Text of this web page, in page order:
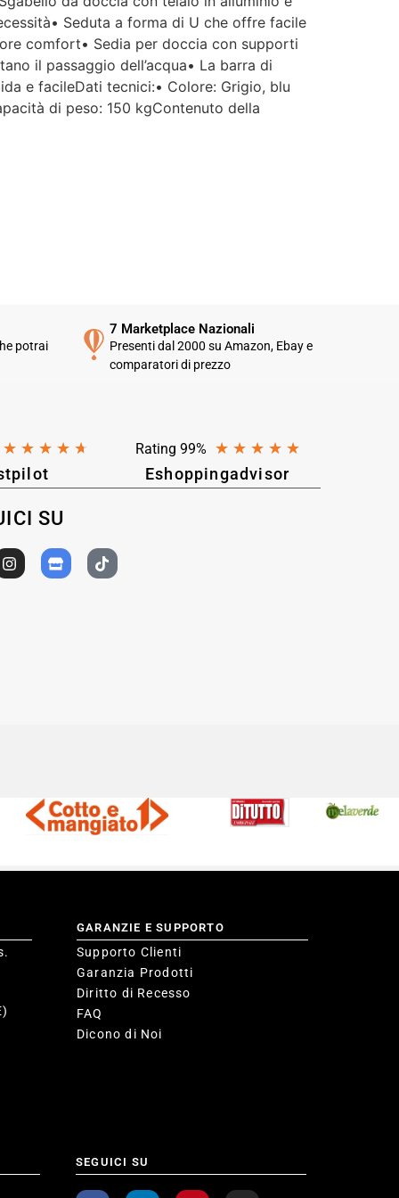
un servizio clienti molto
efficiente. L'assistenza è
solo in fasce orarie
limitate e, nel mio caso, la
del post-vendita è stata
e poco rassicurante.
Seduta a forma di U che offre facile
comfort• Sedia per doccia con supporti
il passaggio dell’acqua• La barra di
e facileDati tecnici:• Colore: Grigio, blu
di peso: 150 kgContenuto della
potrai
7 Marketplace Nazionali
Presenti dal 2000 su Amazon, Ebay e
comparatori di prezzo
★ ★ ★ ★ ★ Rating 99% ★ ★ ★ ★ ★
Eshoppingadvisor
SU
GARANZIE E SUPPORTO
Supporto Clienti
Garanzia Prodotti
Diritto di Recesso
FAQ
Dicono di Noi
SEGUICI SU